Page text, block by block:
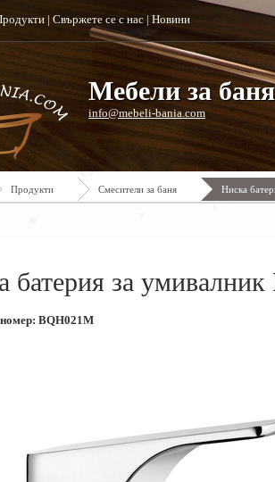
| Свържете се с нас | Новини
Мебели за
info@mebeli-bania.com
Продукти Смесители за баня Ниска
батерия за
BQH021M